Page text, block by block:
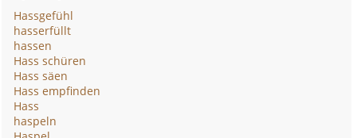
Hassgefühl
hasserfüllt
hassen
Hass schüren
Hass säen
Hass empfinden
Hass
haspeln